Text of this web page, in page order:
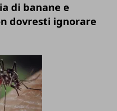
di banane e
dovresti ignorare